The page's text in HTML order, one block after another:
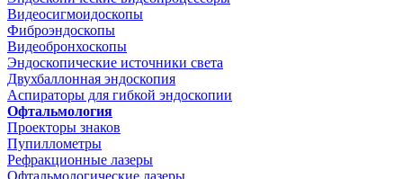
Видеосигмоидоскопы
Фиброэндоскопы
Видеобронхоскопы
Эндоскопические источники света
Двухбаллонная эндоскопия
Аспираторы для гибкой эндоскопии
Офтальмология
Проекторы знаков
Пупиллометры
Рефракционные лазеры
Офтальмологические лазеры